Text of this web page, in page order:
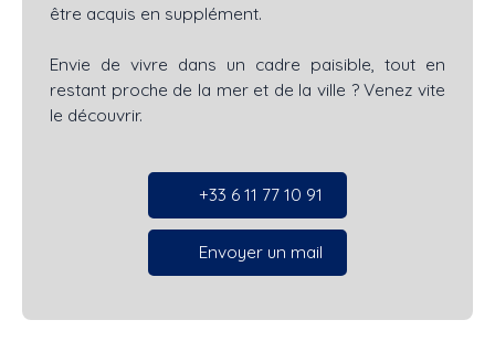
être acquis en supplément.
Envie de vivre dans un cadre paisible, tout en
restant proche de la mer et de la ville ? Venez vite
le découvrir.
+33 6 11 77 10 91
Envoyer un mail